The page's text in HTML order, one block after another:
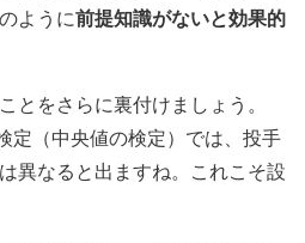
ように前提知識がないと効果的
とをさらに裏付けましょう。
定（中央値の検定）では、投手
異なると出ますね。これこそ設